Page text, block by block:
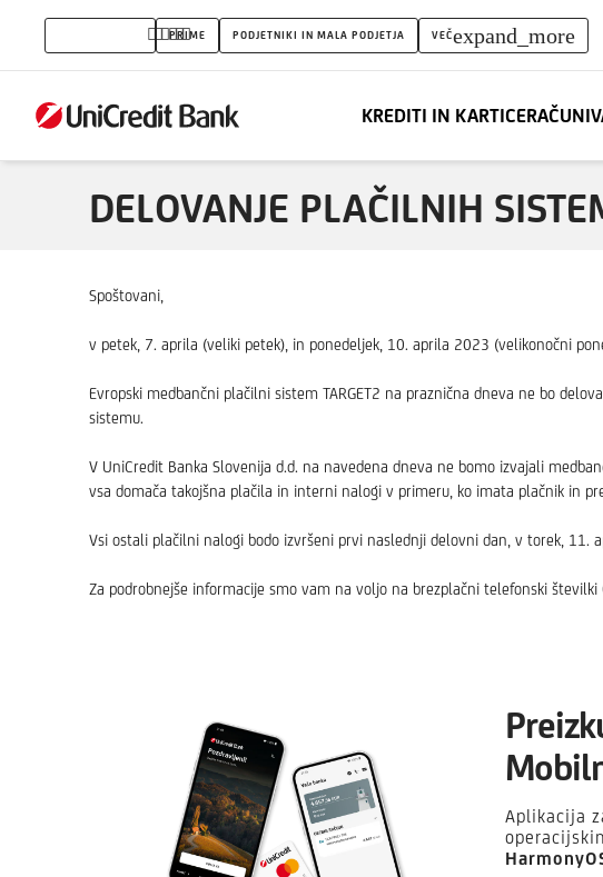
Delovanje
plačilnega
prometa
na
2023
PRIME PODJETNIKI IN MALA PODJETJA VEČexpand_more
KREDITI IN KARTICERAČUNI
DELOVANJE PLAČILNIH
Spoštovani,
v petek, 7. aprila (veliki petek), in ponedeljek, 10. aprila 2023 (velikonočni
Evropski medbančni plačilni sistem TARGET2 na praznična dneva ne bo
sistemu.
V UniCredit Banka Slovenija d.d. na navedena dneva ne bomo izvajali
vsa domača takojšna plačila in interni nalogi v primeru, ko imata plačnik in
Vsi ostali plačilni nalogi bodo izvršeni prvi naslednji delovni dan, v torek, 11.
Za podrobnejše informacije smo vam na voljo na brezplačni telefonski
Aplikacija